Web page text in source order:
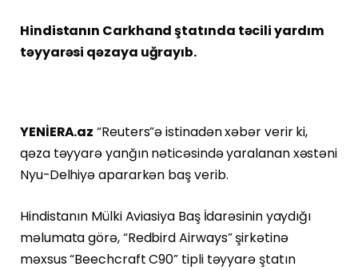
Hindistanın Carkhand ştatında təcili yardım
təyyarəsi qəzaya uğrayıb.
YENİERA.az “Reuters”ə istinadən xəbər verir ki,
qəza təyyarə yanğın nəticəsində yaralanan xəstəni
Nyu-Delhiyə apararkən baş verib.
Hindistanın Mülki Aviasiya Baş İdarəsinin yaydığı
məlumata görə, “Redbird Airways” şirkətinə
məxsus “Beechcraft C90” tipli təyyarə ştatın